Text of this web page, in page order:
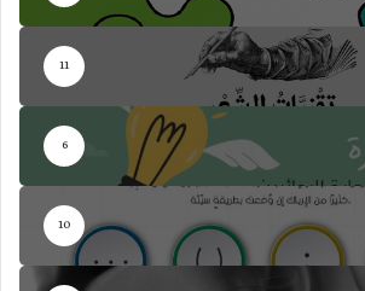
11
6
10